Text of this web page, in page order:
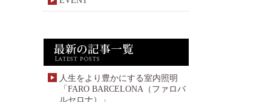
人生をより豊かにする室内照明
「FARO BARCELONA（ファロバ
ルセロナ）」